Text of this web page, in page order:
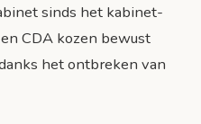
sinds het kabinet-
CDA kozen bewust
het ontbreken van